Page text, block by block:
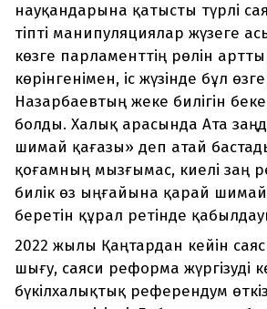
науқандарына қатысты түрлі
тіпті манипуляциялар жүзеге
көзге парламенттің рөлін
көрінгенімен, іс жүзінде бұл
Назарбаевтың жеке билігін
болды. Халық арасында Ата
шимай қағазы» деп атай
қоғамның мызғымас, киелі заң
билік өз ыңғайына қарай
беретін құрал ретінде
2022 жылы Қаңтардан кейін
шығу, саяси реформа жүргізуді
бүкілхалықтық референдум